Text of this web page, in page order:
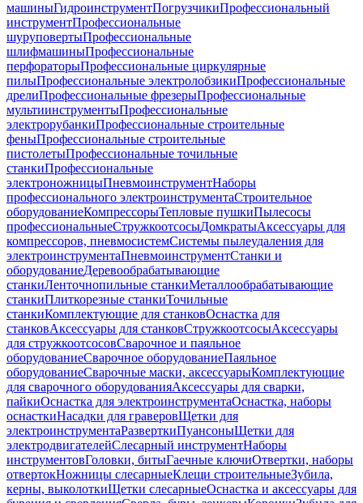
машиныГидроинструментПогрузчикиПрофессиональный
инструментПрофессиональные
шуруповертыПрофессиональные
шлифмашиныПрофессиональные
перфораторыПрофессиональные циркулярные
пилыПрофессиональные электролобзикиПрофессиональные
дрелиПрофессиональные фрезерыПрофессиональные
мультиинструментыПрофессиональные
электрорубанкиПрофессиональные строительные
феныПрофессиональные строительные
пистолетыПрофессиональные точильные
станкиПрофессиональные
электроножницыПневмоинструментНаборы
профессионального электроинструментаСтроительное
оборудованиеКомпрессорыТепловые пушкиПылесосы
профессиональныеСтружкоотсосыДомкратыАксессуары для
компрессоров, пневмосистемСистемы пылеудаления для
электроинструментаПневмоинструментСтанки и
оборудованиеДеревообрабатывающие
станкиЛенточнопильные станкиМеталлообрабатывающие
станкиПлиткорезные станкиТочильные
станкиКомплектующие для станковОснастка для
станковАксессуары для станковСтружкоотсосыАксессуары
для стружкоотсосовСварочное и паяльное
оборудованиеСварочное оборудованиеПаяльное
оборудованиеСварочные маски, аксессуарыКомплектующие
для сварочного оборудованияАксессуары для сварки,
пайкиОснастка для электроинструментаОснастка, наборы
оснасткиНасадки для граверовЩетки для
электроинструментаРазверткиПуансоныЩетки для
электродвигателейСлесарный инструментНаборы
инструментовГоловки, битыГаечные ключиОтвертки, наборы
отвертокНожницы слесарныеКлещи строительныеЗубила,
керны, выколоткиЩетки слесарныеОснастка и аксессуары для